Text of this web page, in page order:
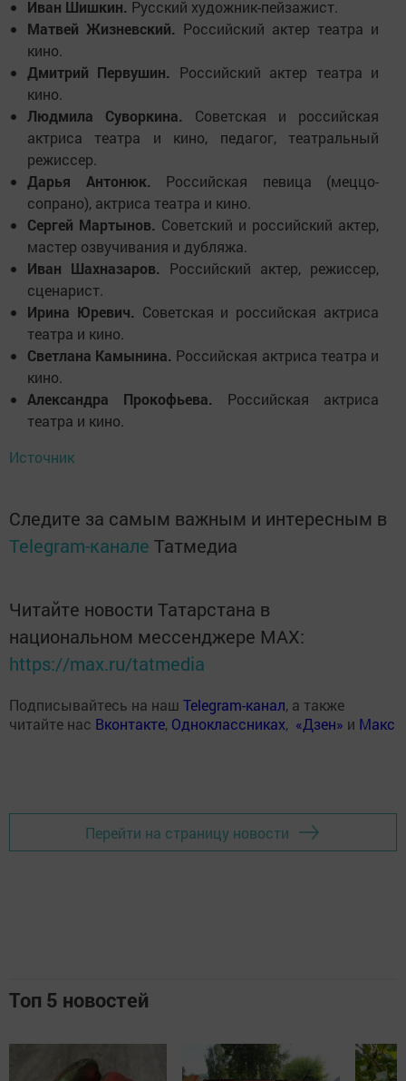
Иван Шишкин. Русский художник-пейзажист.
Матвей Жизневский. Российский актер театра и
кино.
Дмитрий Первушин. Российский актер театра и
кино.
Людмила Суворкина. Советская и российская
актриса театра и кино, педагог, театральный
режиссер.
Дарья Антонюк. Российская певица (меццо-
сопрано), актриса театра и кино.
Сергей Мартынов. Советский и российский актер,
мастер озвучивания и дубляжа.
Иван Шахназаров. Российский актер, режиссер,
сценарист.
Ирина Юревич. Советская и российская актриса
театра и кино.
Светлана Камынина. Российская актриса театра и
кино.
Александра Прокофьева. Российская актриса
театра и кино.
Источник
Следите за самым важным и интересным в
Telegram-канале Татмедиа
Читайте новости Татарстана в
национальном мессенджере MАХ:
https://max.ru/tatmedia
Подписывайтесь на наш Telegram-канал, а также
читайте нас Вконтакте, Одноклассниках, «Дзен» и Макс
Перейти на страницу новости
Топ 5 новостей